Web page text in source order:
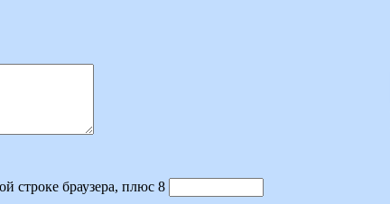
строке браузера, плюс 8